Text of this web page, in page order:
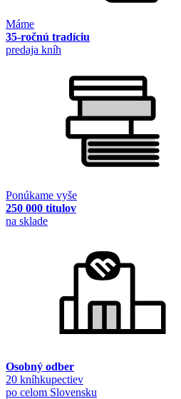
Máme
35-ročnú tradíciu
predaja kníh
Ponúkame vyše
250 000 titulov
na sklade
Osobný odber
20 kníhkupectiev
po celom Slovensku